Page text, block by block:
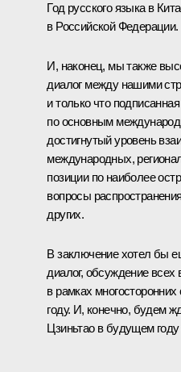
Год русского языка в
в Российской Федерации.
И, наконец, мы также
диалог между нашими
и только что
по основным
достигнутый уровень
международных,
позиции по наиболее
вопросы
других.
В заключение хотел бы
диалог, обсуждение всех
в рамках
году. И, конечно, будем
Цзиньтао в будущем